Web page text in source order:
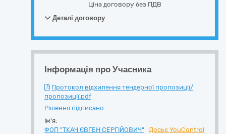
Ціна договору без ПДВ
Деталі договору
Інформація про Учасника
Протокол відхилення тендерної пропозиції/
пропозиції.pdf
Рішення підписано
Ім'я:
ФОП "ТКАЧ ЄВГЕН СЕРГІЙОВИЧ"
Досьє YouControl